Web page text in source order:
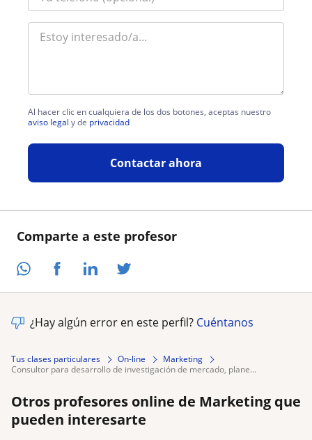
Comparte a este profesor
Al hacer clic en cualquiera de los dos botones, aceptas nuestro
aviso legal y de privacidad
Contactar ahora
¿Hay algún error en este perfil? Cuéntanos
Tus clases particulares On-line
Marketing
consultor para desarrollo de investigación de mercado, plane...
Otros profesores online de Marketing que
pueden interesarte